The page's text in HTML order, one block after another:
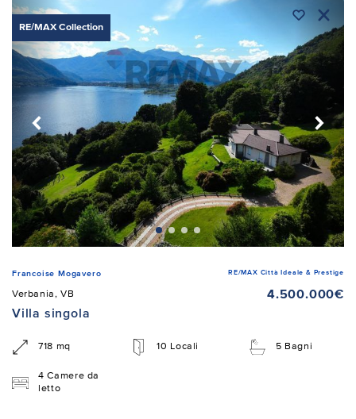
RE/MAX Collection
Francoise Mogavero RE/MAX Città Ideale & Prestige
Verbania, VB
4.500.000€
Villa singola
718 mq 10 Locali 5 Bagni
4 Camere da
letto